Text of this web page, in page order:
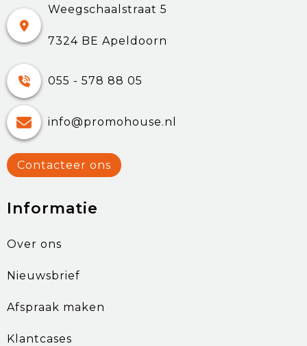
Weegschaalstraat 5
7324 BE Apeldoorn
055 - 578 88 05
info@promohouse.nl
Contacteer ons
Informatie
Over ons
Nieuwsbrief
Afspraak maken
Klantcases